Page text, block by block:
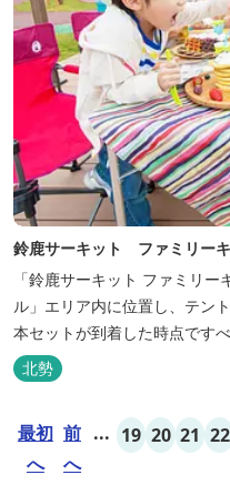
鈴鹿サーキット ファミリー
「鈴鹿サーキット ファミリ
ル」エリア内に位置し、テン
本セットが到着した時点です
トの他、初めてのキャンプで
ンプ場です。 さらに、手ぶら
セットなどの食材も事前にご...
北勢
最初
へ
前
へ
... 19 20 21 22